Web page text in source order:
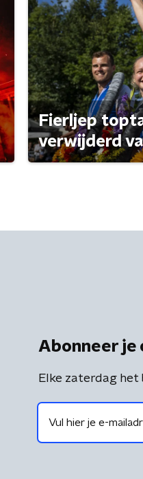
Fierljep
verwijderd
Abonneer je
Elke zaterdag het